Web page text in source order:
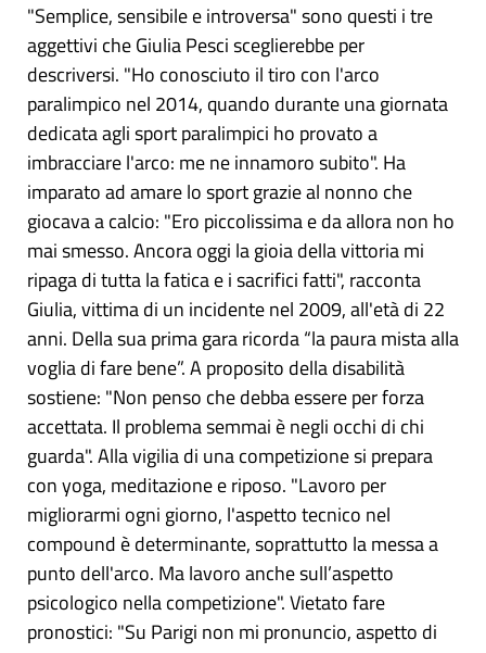
"Semplice, sensibile e introversa" sono questi i tre
aggettivi che Giulia Pesci sceglierebbe per
descriversi. "Ho conosciuto il tiro con l'arco
paralimpico nel 2014, quando durante una giornata
dedicata agli sport paralimpici ho provato a
imbracciare l'arco: me ne innamoro subito". Ha
imparato ad amare lo sport grazie al nonno che
giocava a calcio: "Ero piccolissima e da allora non ho
mai smesso. Ancora oggi la gioia della vittoria mi
ripaga di tutta la fatica e i sacrifici fatti", racconta
Giulia, vittima di un incidente nel 2009, all'età di 22
anni. Della sua prima gara ricorda “la paura mista alla
voglia di fare bene”. A proposito della disabilità
sostiene: "Non penso che debba essere per forza
accettata. Il problema semmai è negli occhi di chi
guarda". Alla vigilia di una competizione si prepara
con yoga, meditazione e riposo. "Lavoro per
migliorarmi ogni giorno, l'aspetto tecnico nel
compound è determinante, soprattutto la messa a
punto dell'arco. Ma lavoro anche sull’aspetto
psicologico nella competizione". Vietato fare
pronostici: "Su Parigi non mi pronuncio, aspetto di